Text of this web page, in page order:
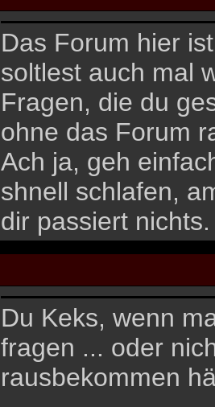
Das Forum hier
soltlest auch mal
Fragen, die du
ohne das Forum
Ach ja, geh
shnell schlafen,
dir passiert nichts.
Du Keks, wenn
fragen ... oder
rausbekommen